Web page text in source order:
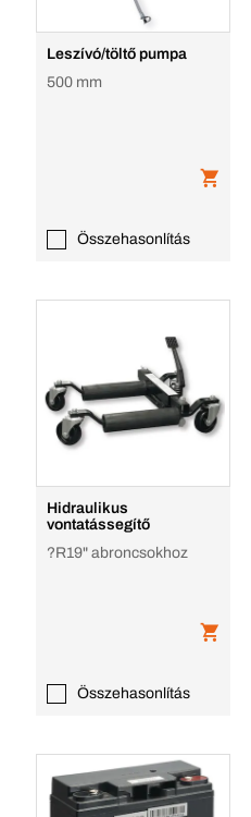
Leszívó/töltő pumpa
500 mm
Összehasonlítás
Hidraulikus
vontatássegítő
?R19" abroncsokhoz
Összehasonlítás